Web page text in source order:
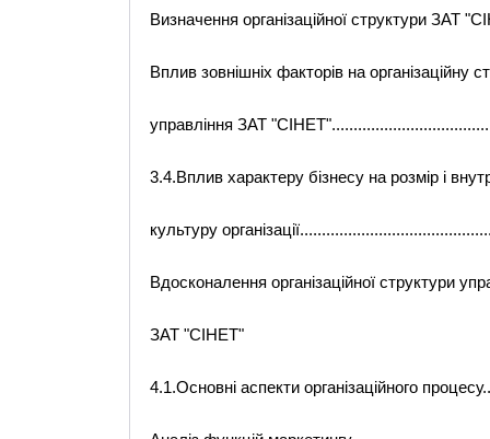
Визначення організаційної структури ЗАТ
Вплив зовнішніх факторів на організаційну
управління ЗАТ
3.4.Вплив характеру бізнесу на розмір і
культуру
Вдосконалення організаційної структури
ЗАТ "СІНЕТ"
4.1.Основні аспекти організаційного